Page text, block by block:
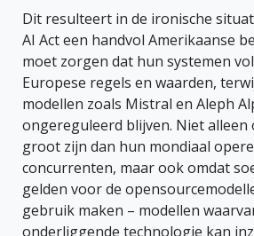
Dit resulteert in de ironische
AI Act een handvol Amerikaanse
moet zorgen dat hun systemen
Europese regels en waarden,
modellen zoals Mistral en Aleph
ongereguleerd blijven. Niet alleen
groot zijn dan hun mondiaal
concurrenten, maar ook omdat
gelden voor de
gebruik maken – modellen
onderliggende technologie kan